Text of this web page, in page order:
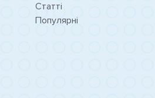
Статті
Популярні